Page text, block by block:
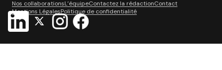
Nos collaborationsL’équipeContactez la rédactionContact
Mentions LégalesPolitique de confidentialité